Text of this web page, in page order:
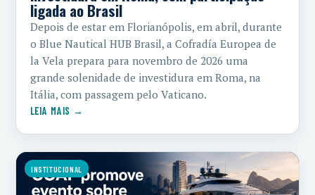
ligada ao Brasil
Depois de estar em Florianópolis, em abril, durante
o Blue Nautical HUB Brasil, a Cofradía Europea de
la Vela prepara para novembro de 2026 uma
grande solenidade de investidura em Roma, na
Itália, com passagem pelo Vaticano.
LEIA MAIS →
INSTITUCIONAL